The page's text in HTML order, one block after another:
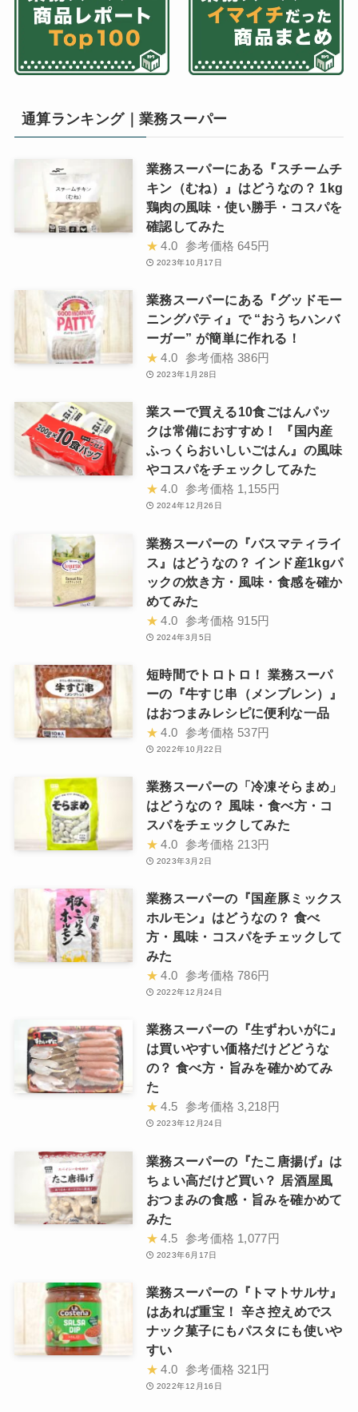
通算ランキング｜業務スーパー
業務スーパーにある『スチームチ
キン（むね）』はどうなの？ 1kg
鶏肉の風味・使い勝手・コスパを
確認してみた
★ 4.0 参考価格 645円
2023年10月17日
業務スーパーにある『グッドモー
ニングパティ』で “おうちハンバ
ーガー” が簡単に作れる！
★ 4.0 参考価格 386円
2023年1月28日
業スーで買える10食ごはんパッ
クは常備におすすめ！ 『国内産
ふっくらおいしいごはん』の風味
やコスパをチェックしてみた
★ 4.0 参考価格 1,155円
2024年12月26日
業務スーパーの『バスマティライ
ス』はどうなの？ インド産1kgパ
ックの炊き方・風味・食感を確か
めてみた
★ 4.0 参考価格 915円
2024年3月5日
短時間でトロトロ！ 業務スーパ
ーの『牛すじ串（メンブレン）』
はおつまみレシピに便利な一品
★ 4.0 参考価格 537円
2022年10月22日
業務スーパーの「冷凍そらまめ」
はどうなの？ 風味・食べ方・コ
スパをチェックしてみた
★ 4.0 参考価格 213円
2023年3月2日
業務スーパーの『国産豚ミックス
ホルモン』はどうなの？ 食べ
方・風味・コスパをチェックして
みた
★ 4.0 参考価格 786円
2022年12月24日
業務スーパーの『生ずわいがに』
は買いやすい価格だけどどうな
の？ 食べ方・旨みを確かめてみ
た
★ 4.5 参考価格 3,218円
2023年12月24日
業務スーパーの『たこ唐揚げ』は
ちょい高だけど買い？ 居酒屋風
おつまみの食感・旨みを確かめて
みた
★ 4.5 参考価格 1,077円
2023年6月17日
業務スーパーの『トマトサルサ』
はあれば重宝！ 辛さ控えめでス
ナック菓子にもパスタにも使いや
すい
★ 4.0 参考価格 321円
2022年12月16日